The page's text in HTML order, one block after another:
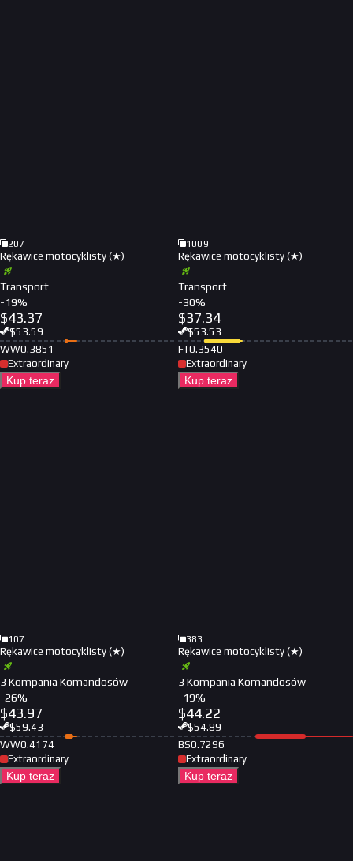
207
Rękawice motocyklisty (★)
Transport
-19%
$43.37
$53.59
WW0.3851
Extraordinary
Kup teraz
1009
Rękawice motocyklisty (★)
Transport
-30%
$37.34
$53.53
FT0.3540
Extraordinary
Kup teraz
107
Rękawice motocyklisty (★)
3 Kompania Komandosów
-26%
$43.97
$59.43
WW0.4174
Extraordinary
Kup teraz
383
Rękawice motocyklisty (★)
3 Kompania Komandosów
-19%
$44.22
$54.89
BS0.7296
Extraordinary
Kup teraz